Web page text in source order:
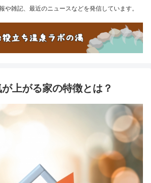
や雑記、最近のニュースなどを発信しています。
上がる家の特徴とは？